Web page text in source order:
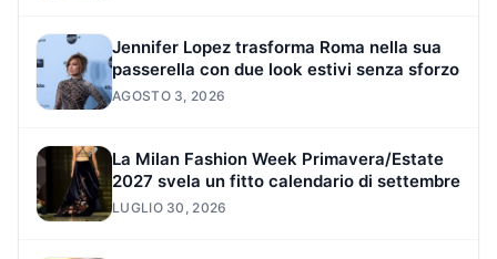
Jennifer Lopez trasforma Roma nella sua
passerella con due look estivi senza sforzo
AGOSTO 3, 2026
La Milan Fashion Week Primavera/Estate
2027 svela un fitto calendario di settembre
LUGLIO 30, 2026